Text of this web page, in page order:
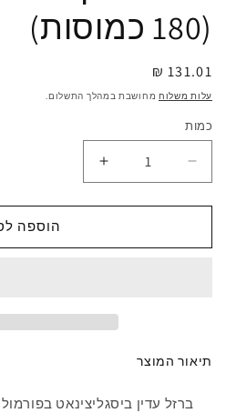
(180 כמוסות)
מחיר
רגיל
131.01 ₪
עלות משלוחמחושבת במהלך התשלום.
כמות
הוספה
תיאור המוצר
ברזל עדין ביסגליצינאט